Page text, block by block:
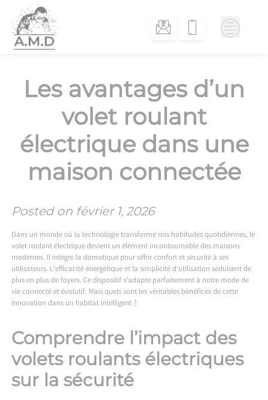
content
Les avantages d’un
volet roulant
électrique dans une
maison connectée
Posted on février 1, 2026
Dans un monde où la technologie transforme nos habitudes quotidiennes, le
volet roulant électrique devient un élément incontournable des maisons
modernes. Il intègre la domotique pour offrir confort et sécurité à ses
utilisateurs. L’efficacité énergétique et la simplicité d’utilisation séduisent de
plus en plus de foyers. Ce dispositif s’adapte parfaitement à notre mode de
vie connecté et évolutif. Mais quels sont les véritables bénéfices de cette
innovation dans un habitat intelligent ?
Comprendre l’impact des
volets roulants électriques
sur la sécurité